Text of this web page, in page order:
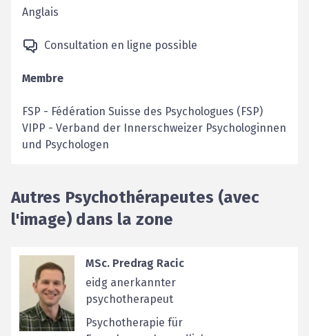
Anglais
Consultation en ligne possible
Membre
FSP - Fédération Suisse des Psychologues (FSP)
VIPP - Verband der Innerschweizer Psychologinnen
und Psychologen
Autres Psychothérapeutes (avec
l'image) dans la zone
MSc. Predrag Racic
eidg anerkannter
psychotherapeut
Psychotherapie für